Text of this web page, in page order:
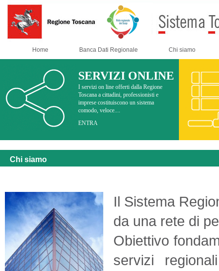
Home Banca Dati Regionale Chi siamo
SERVIZI ONLINE
I servizi on line offerti dalla Regione
Toscana a cittadini, professionisti e
imprese costituiscono un sistema
comodo, veloce....
ENTRA
Chi siamo
Il Sistema
da una rete di
Obiettivo
servizi